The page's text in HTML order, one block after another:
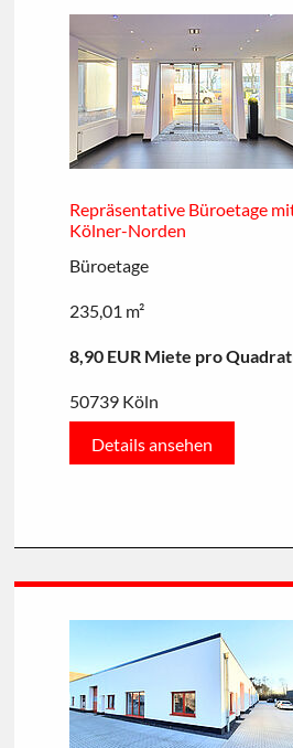
Repräsentative Büroetage
Kölner-Norden
Büroetage
235,01 m²
8,90 EUR Miete pro
50739 Köln
Details ansehen